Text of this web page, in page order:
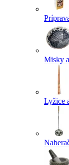
Misky
Lyžice